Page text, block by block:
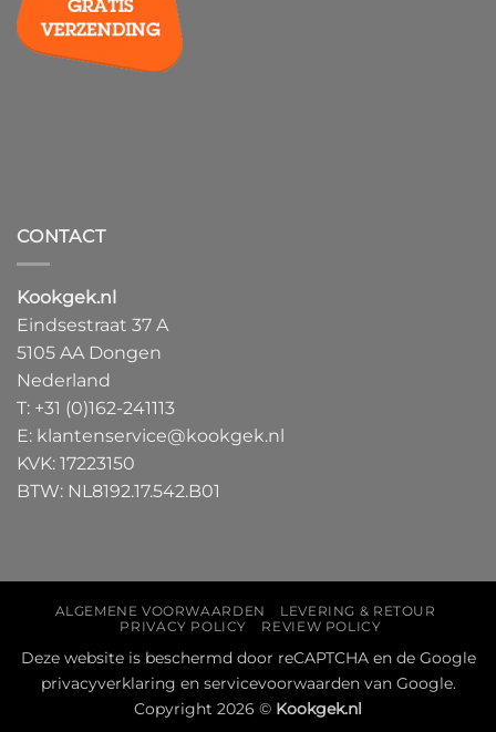
CONTACT
Kookgek.nl
Eindsestraat 37 A
5105 AA Dongen
Nederland
T: +31 (0)162-241113
E: klantenservice@kookgek.nl
KVK: 17223150
BTW: NL8192.17.542.B01
ALGEMENE VOORWAARDEN
LEVERING & RETOUR
PRIVACY POLICY
REVIEW POLICY
Deze website is beschermd door reCAPTCHA en de Google
privacyverklaring en servicevoorwaardenvan Google.
Copyright 2026 © Kookgek.nl